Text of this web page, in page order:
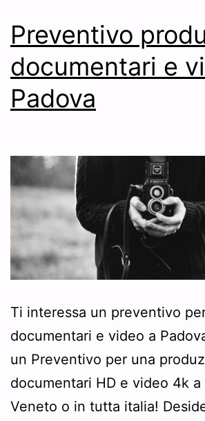
Preventivo
documentari e
Padova
Ti interessa un preventivo
documentari e video a
un Preventivo per una
documentari HD e video 4k a
Veneto o in tutta italia!